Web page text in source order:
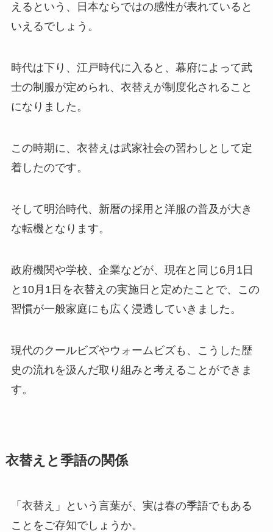
えるという、日本ならではの感性が表れていると
いえるでしょう。
時代は下り、江戸時代に入ると、幕府によって武
士の制服が定められ、衣替えが制度化されること
になりました。
この時期に、衣替えは武家社会の習わしとして定
着したのです。
そして明治時代、新暦の採用と洋服の普及が大き
な転機となります。
政府機関や学校、企業などが、現在と同じ6月1日
と10月1日を衣替えの実施日と定めたことで、この
習慣が一般家庭にも広く浸透していきました。
現代のクールビズやウォームビズも、こうした歴
史の流れを汲んだ取り組みと考えることができま
す。
衣替えと季語の関係
「衣替え」という言葉が、実は春の季語でもある
ことをご存知でしょうか。